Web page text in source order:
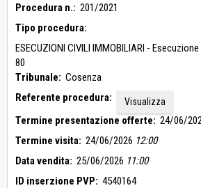
Procedura n.: 201/2021
Tipo procedura:
ESECUZIONI CIVILI IMMOBILIARI -
80
Tribunale: Cosenza
Referente procedura:
Visualizza
Termine presentazione offerte: 24/06/
Termine visita: 24/06/2026 12:00
Data vendita: 25/06/2026 11:00
ID inserzione PVP: 4540164